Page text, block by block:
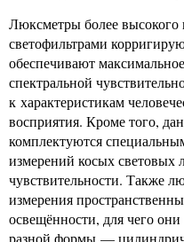
Люксметры более высокого
светофильтрами
обеспечивают
спектральной
к характеристикам
восприятия. Кроме того,
комплектуются
измерений косых световых
чувствительности. Также
измерения
освещённости, для чего
разной формы —